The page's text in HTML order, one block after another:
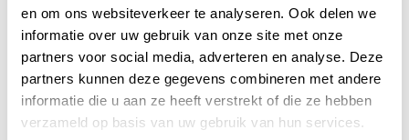
en om ons websiteverkeer te analyseren. Ook delen we
informatie over uw gebruik van onze site met onze
partners voor social media, adverteren en analyse. Deze
partners kunnen deze gegevens combineren met andere
informatie die u aan ze heeft verstrekt of die ze hebben
verzameld op basis van uw gebruik van hun services.
De afwerking van onze vlaggen is van hoge kwaliteit. Ze zijn
voorzien van een sterke kopband en een dubbele stiknaad, wat
bijdraagt aan hun duurzaamheid en stevigheid. Wij bieden de
vlag vanWesterkwartieraan in verschillende afmetingen:
40x60 cm, 70x100 cm, 100x150 cm, 150x225 cm en 200x300